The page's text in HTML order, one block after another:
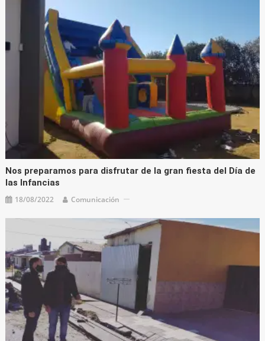
Nos preparamos para disfrutar de la gran fiesta del Día de
las Infancias
18/08/2022 Comunicación